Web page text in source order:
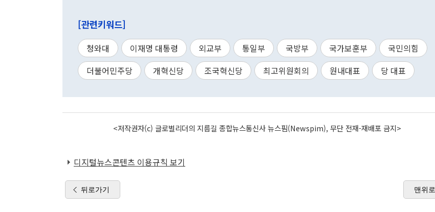
[관련키워드]
청와대 이재명 대통령 외교부 통일부 국방부 국가보훈부
국민의힘
더불어민주당
개혁신당 조국혁신당 최고위원회의 원내대표 당 대표
<저작권자(c) 글로벌리더의 지름길 종합뉴스통신사 뉴스핌(Newspim), 무단 전재-재배포 금지>
디지털뉴스콘텐츠 이용규칙 보기
뒤로가기 맨위로